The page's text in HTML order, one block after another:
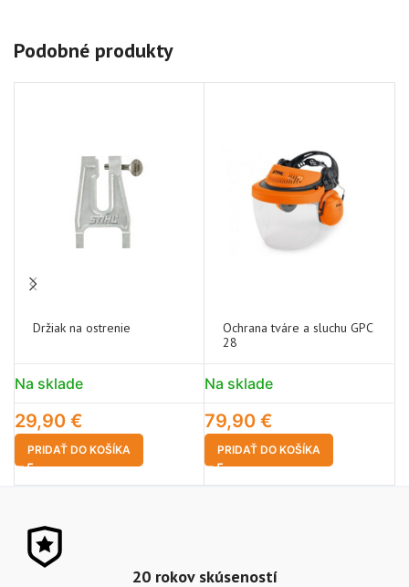
Podobné produkty
Držiak na ostrenie
Na sklade
29,90 €
PRIDAŤ DO KOŠÍKA
Ochrana tváre a sluchu GPC
28
Na sklade
79,90 €
PRIDAŤ DO KOŠÍKA
20 rokov skúseností